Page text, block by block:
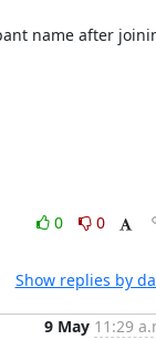
name after
0
0
Show replies by
9 May 11:29